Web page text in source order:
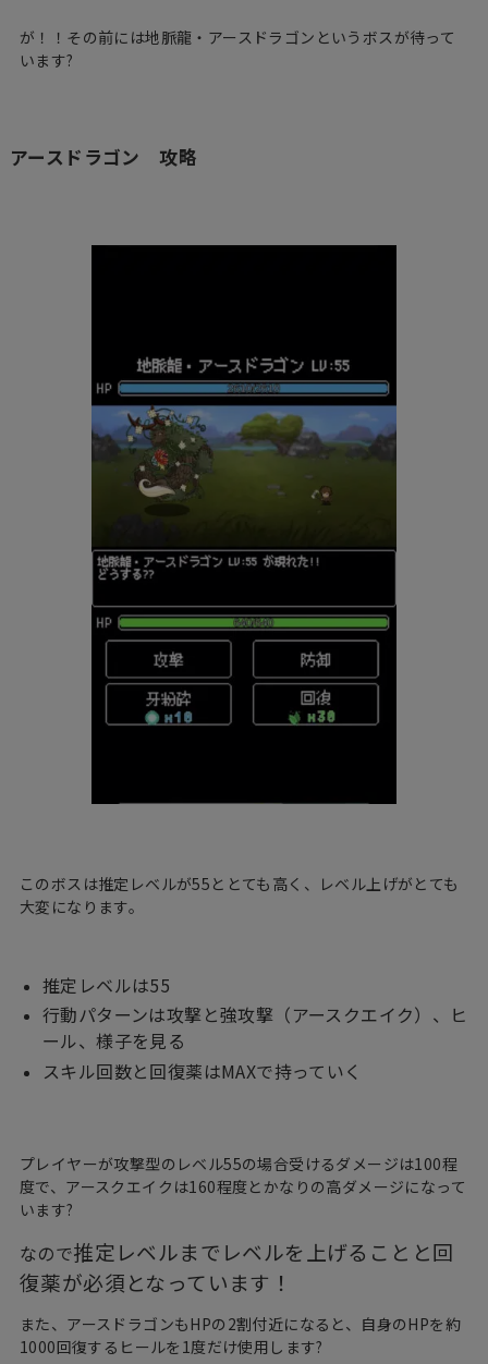
が！！その前には地脈龍・アースドラゴンというボスが待って
います?
アースドラゴン 攻略
このボスは推定レベルが55ととても高く、レベル上げがとても
大変になります。
推定レベルは55
行動パターンは攻撃と強攻撃（アースクエイク）、ヒ
ール、様子を見る
スキル回数と回復薬はMAXで持っていく
プレイヤーが攻撃型のレベル55の場合受けるダメージは100程
度で、アースクエイクは160程度とかなりの高ダメージになって
います?
なので推定レベルまでレベルを上げることと回
復薬が必須となっています！
また、アースドラゴンもHPの2割付近になると、自身のHPを約
1000回復するヒールを1度だけ使用します?